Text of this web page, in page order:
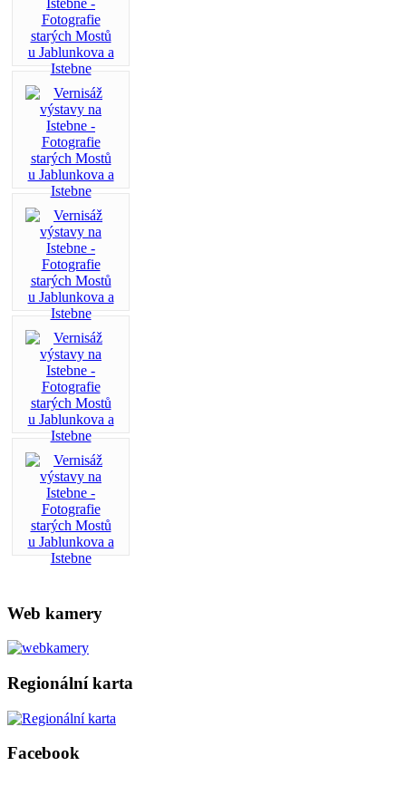
Web kamery
Regionální karta
Facebook